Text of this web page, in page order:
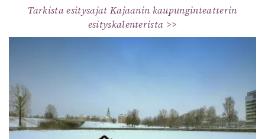
Tarkista esitysajat Kajaanin kaupunginteatterin
esityskalenterista >>